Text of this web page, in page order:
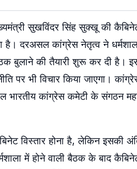
सुखविंदर सिंह सुक्खू की
दरअसल कांग्रेस नेतृत्व ने
बुलाने की तैयारी शुरू कर दी है।
पर भी विचार किया जाएगा।
भारतीय कांग्रेस कमेटी के संगठन
विस्तार होना है, लेकिन इसकी
में होने वाली बैठक के बाद